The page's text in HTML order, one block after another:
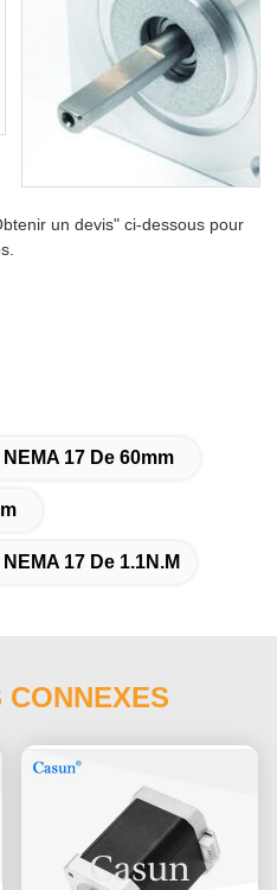
un devis" ci-dessous pour
17 De 60mm
17 De 1.1N.M
CONNEXES